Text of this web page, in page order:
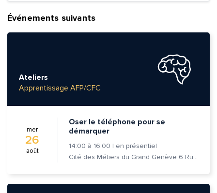
Événements suivants
Ateliers
Apprentissage AFP/CFC
mer.
26
août
Oser le téléphone pour se
démarquer
14:00 à 16:00 | en présentiel
Cité des Métiers du Grand Genève 6 Rue Prévost-Martin 1205 Genève